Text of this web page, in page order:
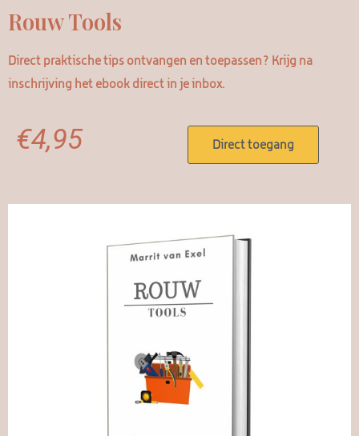
Rouw Tools
Direct praktische tips ontvangen en toepassen? Krijg na
inschrijving het ebook direct in je inbox.
€4,95 Direct toegang